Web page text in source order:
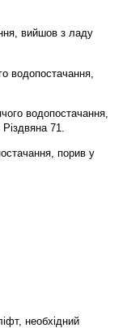
вийшов з ладу
водопостачання,
водопостачання,
Різдвяна 71.
порив у
необхідний